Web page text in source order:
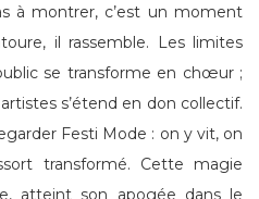
à montrer, c’est un moment
il rassemble. Les limites
se transforme en chœur ;
s’étend en don collectif.
Festi Mode : on y vit, on
transformé. Cette magie
atteint son apogée dans le